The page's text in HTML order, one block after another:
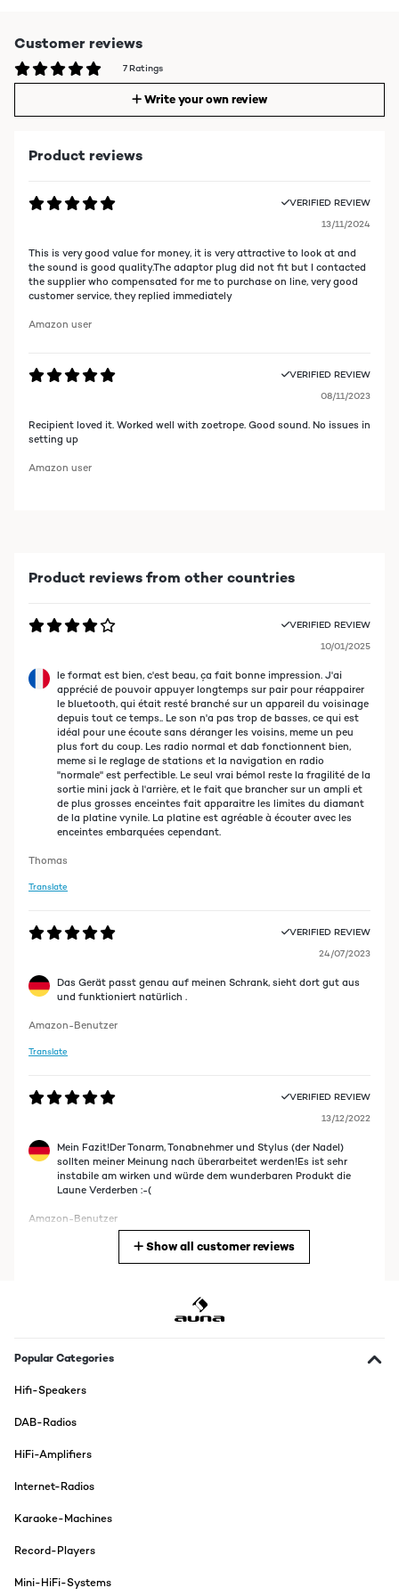
Customer reviews
7 Ratings
Write your own review
Product reviews
VERIFIED REVIEW
13/11/2024
This is very good value for money, it is very attractive to look at and
the sound is good quality.The adaptor plug did not fit but I contacted
the supplier who compensated for me to purchase on line, very good
customer service, they replied immediately
Amazon user
VERIFIED REVIEW
08/11/2023
Recipient loved it. Worked well with zoetrope. Good sound. No issues in
setting up
Amazon user
Product reviews from other countries
VERIFIED REVIEW
10/01/2025
le format est bien, c'est beau, ça fait bonne impression. J'ai
apprécié de pouvoir appuyer longtemps sur pair pour réappairer
le bluetooth, qui était resté branché sur un appareil du voisinage
depuis tout ce temps.. Le son n'a pas trop de basses, ce qui est
idéal pour une écoute sans déranger les voisins, meme un peu
plus fort du coup. Les radio normal et dab fonctionnent bien,
meme si le reglage de stations et la navigation en radio
"normale" est perfectible. Le seul vrai bémol reste la fragilité de la
sortie mini jack à l'arrière, et le fait que brancher sur un ampli et
de plus grosses enceintes fait apparaitre les limites du diamant
de la platine vynile. La platine est agréable à écouter avec les
enceintes embarquées cependant.
Thomas
Translate
VERIFIED REVIEW
24/07/2023
Das Gerät passt genau auf meinen Schrank, sieht dort gut aus
und funktioniert natürlich .
Amazon-Benutzer
Translate
VERIFIED REVIEW
13/12/2022
Mein Fazit!Der Tonarm, Tonabnehmer und Stylus (der Nadel)
sollten meiner Meinung nach überarbeitet werden!Es ist sehr
instabile am wirken und würde dem wunderbaren Produkt die
Laune Verderben :-(
Amazon-Benutzer
wollte ein DAB+ -Radio, und ich wollte etwas Kompaktes für
kann. Beides war hier vorhanden, sowie zusätzlich die
Möglichkeit, von USB oder Bluetooth wiedergeben zu können.Und
Bauweise, was ich ganz pfiffig fand. Also, für'n Hunderter sicher
Features wird schon funktionieren.Gut, fangen wir an. Zuerst der
billige Plastik-Tonabnehmer läßt den Tonarm bei etwas
mit dem Gerät Sackhüpfen machen. Die Tatsache, dass es an
diesem Hobel offenbar keinerlei Antiskating-Vorrichtungen gibt
Tonarm extrem zur Mitte zieht, macht diesen Umstand nicht
diese Billig-Plattenschrubber zu genüge und habe mir schon
Show all customer reviews
Popular Categories
Hifi-Speakers
DAB-Radios
HiFi-Amplifiers
Internet-Radios
Karaoke-Machines
Record-Players
Mini-HiFi-Systems